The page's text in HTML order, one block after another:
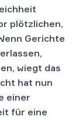
plötzlichen,
Gerichte
wiegt das
hat nun
einer
für eine